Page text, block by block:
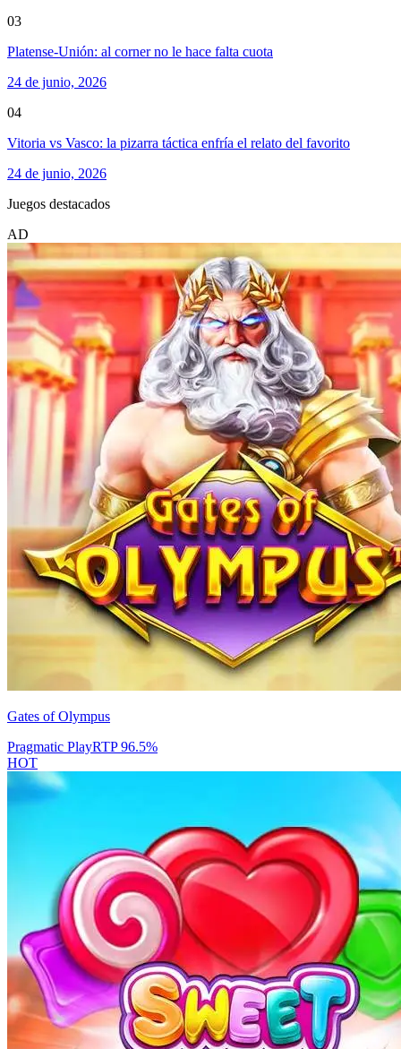
03
Platense-Unión: al corner no le hace falta cuota
24 de junio, 2026
04
Vitoria vs Vasco: la pizarra táctica enfría el relato del favorito
24 de junio, 2026
Juegos destacados
AD
Gates of Olympus
Pragmatic PlayRTP96.5%
HOT